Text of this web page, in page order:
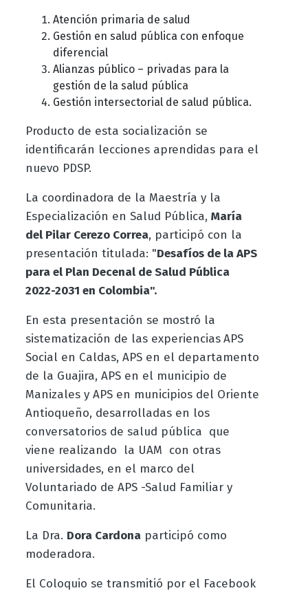
Atención primaria de salud
Gestión en salud pública con enfoque
diferencial
Alianzas público – privadas para la
gestión de la salud pública
Gestión intersectorial de salud pública.
Producto de esta socialización se
identificarán lecciones aprendidas para el
nuevo PDSP.
La coordinadora de la Maestría y la
Especialización en Salud Pública, María
del Pilar Cerezo Correa, participó con la
presentación titulada: "Desafíos de la APS
para el Plan Decenal de Salud Pública
2022-2031 en Colombia".
En esta presentación se mostró la
sistematización de las experienciasAPS
Social en Caldas, APS en el departamento
de la Guajira, APS en el municipio de
Manizales y APS en municipios del Oriente
Antioqueño, desarrolladas en los
conversatorios de salud pública que
viene realizando la UAM con otras
universidades, en el marco del
Voluntariado de APS -Salud Familiar y
Comunitaria.
La Dra. Dora Cardonaparticipó como
moderadora.
El Coloquio se transmitió por el Facebook